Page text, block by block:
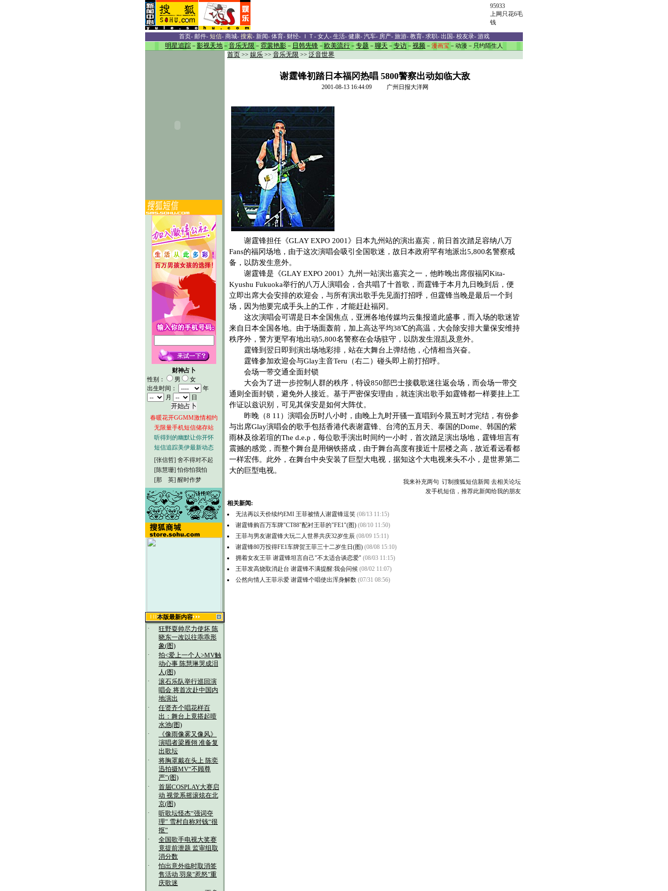
95933
上网只花6毛
钱
首页- 邮件- 短信- 商城- 搜索- 新闻- 体育- 财经- ＩＴ - 女人- 生活- 健康- 汽车- 房产- 旅游- 教育- 求职- 出国- 校友录- 游戏
明星追踪 － 影视天地 － 音乐无限 － 霓裳艳影 － 日韩先锋 － 欧美流行 － 专题 － 聊天 － 专访 － 视频 － 漫画宝 － 动漫 － 只约陌生人
财神占卜
性别：
男
女
出生时间：
年
月
日
春暖花开GGMM激情相约
无限量手机短信储存站
听得到的幽默让你开怀
短信追踪美伊最新动态
[张信哲] 舍不得对不起
[陈慧珊] 怕你怕我怕
[那 英] 醒时作梦
本版最新内容
·
狂野耍帅尽力使坏 陈
晓东一改以往乖乖形
象(图)
·
拍<爱上一个人>MV触
动心事 陈慧琳哭成泪
人(图)
·
滚石乐队举行巡回演
唱会 将首次赴中国内
地演出
·
任贤齐个唱花样百
出：舞台上竟搭起喷
水池(图)
·
《像雨像雾又像风》
演唱者梁雁翎 准备复
出歌坛
·
将胸罩戴在头上 陈奕
迅拍摄MV“不顾尊
严”(图)
·
首届COSPLAY大赛启
动 视觉系摇滚炫在北
京(图)
·
听歌坛怪杰“强词夺
理” 雪村自称对钱“很
抠”
·
全国歌手电视大奖赛
竟提前泄题 监审组取
消分数
·
怕出意外临时取消签
售活动 羽泉"惹怒"重
庆歌迷
首页 >> 娱乐 >> 音乐无限 >> 泛音世界
谢霆锋初踏日本福冈热唱 5800警察出动如临大敌
2001-08-13 16:44:09 广州日报大洋网
谢霆锋担任《GLAY EXPO 2001》日本九州站的演出嘉宾，前日首次踏足容纳八万
Fans的福冈场地，由于这次演唱会吸引全国歌迷，故日本政府罕有地派出5,800名警察戒
备，以防发生意外。
谢霆锋是《GLAY EXPO 2001》九州一站演出嘉宾之一，他昨晚出席假福冈Kita-
Kyushu Fukuoka举行的八万人演唱会，合共唱了十首歌，而霆锋于本月九日晚到后，便
立即出席大会安排的欢迎会，与所有演出歌手先见面打招呼，但霆锋当晚是最后一个到
场，因为他要完成手头上的工作，才能赶赴福冈。
这次演唱会可谓是日本全国焦点，亚洲各地传媒均云集报道此盛事，而入场的歌迷皆
来自日本全国各地。由于场面轰前，加上高达平均38℃的高温，大会除安排大量保安维持
秩序外，警方更罕有地出动5,800名警察在会场驻守，以防发生混乱及意外。
霆锋到翌日即到演出场地彩排，站在大舞台上弹结他，心情相当兴奋。
霆锋参加欢迎会与Glay主音Teru（右二）碰头即上前打招呼。
会场一带交通全面封锁
大会为了进一步控制人群的秩序，特设850部巴士接载歌迷往返会场，而会场一带交
通则全面封锁，避免外人接近。基于严密保安理由，就连演出歌手如霆锋都一样要挂上工
作证以兹识别，可见其保安是如何大阵仗。
昨晚（8 11）演唱会历时八小时，由晚上九时开骚一直唱到今晨五时才完结，有份参
与出席Glay演唱会的歌手包括香港代表谢霆锋、台湾的五月天、泰国的Dome、韩国的紫
雨林及徐若瑄的The d.e.p，每位歌手演出时间约一小时，首次踏足演出场地，霆锋坦言有
震撼的感觉，而整个舞台是用钢铁搭成，由于舞台高度有接近十层楼之高，故近看远看都
一样宏伟。此外，在舞台中央安装了巨型大电视，据知这个大电视来头不小，是世界第二
大的巨型电视。
我来补充两句 订制搜狐短信新闻 去相关论坛
发手机短信，推荐此新闻给我的朋友
相关新闻:
无法再以天价续约EMI 王菲被情人谢霆锋逗笑 (08/13 11:15)
谢霆锋购百万车牌"CT88"配衬王菲的"FE1"(图) (08/10 11:50)
王菲与男友谢霆锋大玩二人世界共庆32岁生辰 (08/09 15:11)
谢霆锋80万投得FE1车牌贺王菲三十二岁生日(图) (08/08 15:10)
拥着女友王菲 谢霆锋坦言自己"不太适合谈恋爱" (08/03 11:15)
王菲发高烧取消赴台 谢霆锋不满提醒:我会问候 (08/02 11:07)
公然向情人王菲示爱 谢霆锋个唱使出浑身解数 (07/31 08:56)